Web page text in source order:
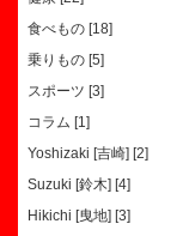
食べもの [18]
乗りもの [5]
スポーツ [3]
コラム [1]
Yoshizaki [吉崎] [2]
Suzuki [鈴木] [4]
Hikichi [曳地] [3]